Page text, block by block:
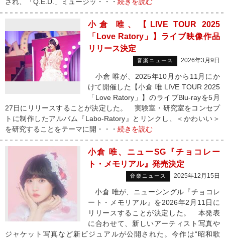
小倉 唯、【LIVE TOUR 2025
「Love Ratory」】ライブ映像作品
リリース決定
音楽ニュース 2026年3月9日
小倉 唯が、2025年10月から11月にか
けて開催した【小倉 唯 LIVE TOUR 2025
「Love Ratory」】のライブBlu-rayを5月
27日にリリースすることが決定した。 実験室・研究室をコンセプ
トに制作したアルバム『Labo-Ratory』とリンクし、＜かわいい＞
を研究することをテーマに開・・・ 続きを読む
小倉 唯、ニューSG『チョコレー
ト・メモリアル』発売決定
音楽ニュース 2025年12月15日
小倉 唯が、ニューシングル『チョコレ
ート・メモリアル』を2026年2月11日に
リリースすることが決定した。 本発表
に合わせて、新しいアーティスト写真や
ジャケット写真など新ビジュアルが公開された。今作は“昭和歌